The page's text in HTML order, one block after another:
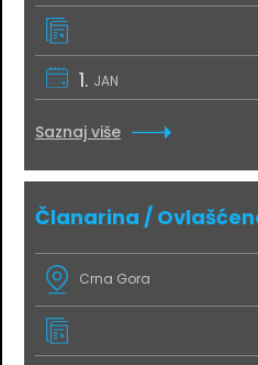
1. JAN
Saznaj više
Članarina /
Crna Gora